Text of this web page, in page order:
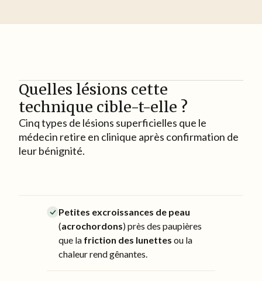
Quelles lésions cette
technique cible-t-elle ?
Cinq types de lésions superficielles que le
médecin retire en clinique après confirmation de
leur bénignité.
Petites excroissances de peau
(acrochordons) près des paupières
que la friction des lunettes ou la
chaleur rend gênantes.